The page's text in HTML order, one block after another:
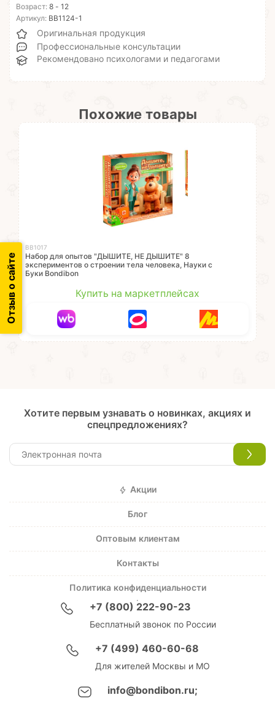
Возраст: 8 - 12
Артикул: ВВ1124-1
Оригинальная продукция
Профессиональные консультации
Рекомендовано психологами и педагогами
Похожие товары
ВВ1017
Набор для опытов "ДЫШИТЕ, НЕ ДЫШИТЕ" 8
экспериментов о строении тела человека, Науки с
Буки Bondibon
Купить на маркетплейсах
Отзыв о сайте
Хотите первым узнавать о новинках, акциях и
спецпредложениях?
Акции
Блог
Оптовым клиентам
Контакты
Политика конфиденциальности
+7 (800) 222-90-23
Бесплатный звонок по России
+7 (499) 460-60-68
Для жителей Москвы и МО
info@bondibon.ru;